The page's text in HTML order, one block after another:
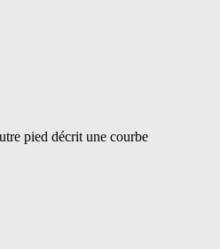
pied décrit une courbe